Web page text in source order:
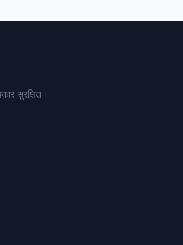
सुरक्षित।